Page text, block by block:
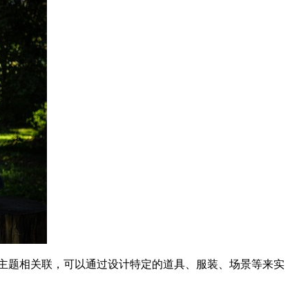
题相关联，可以通过设计特定的道具、服装、场景等来实